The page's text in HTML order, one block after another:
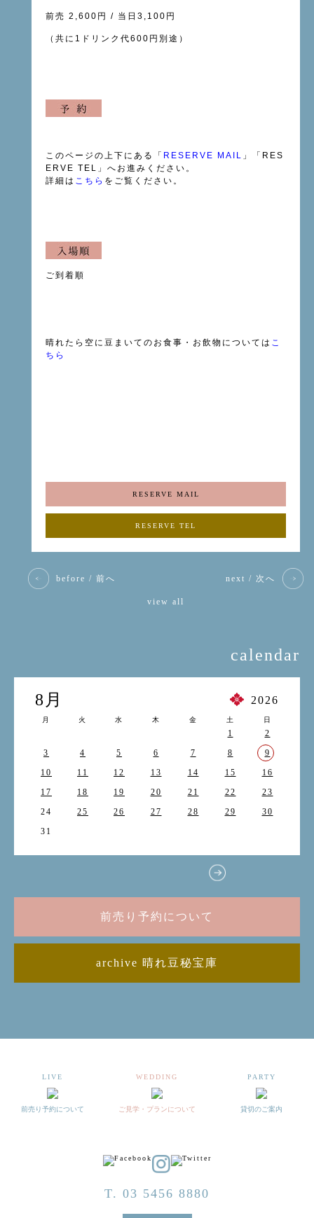
前売 2,600円 / 当日3,100円
（共に1ドリンク代600円別途）
このページの上下にある「 RESERVE MAIL 」「RES
ERVE TEL」へお進みください。
詳細は こちら をご覧ください。
ご到着順
晴れたら空に豆まいてのお食事・お飲物については こ
ちら
RESERVE MAIL
RESERVE TEL
before / 前へ next / 次へ
view all
calendar
8月 2026
月 火 水 木 金 土 日
1
2
3
4 5 6 7 8
9
10
11 12 13 14 15
16
17
18 19 20 21 22
23
24
25 26 27 28 29
30
31
前売り予約について
archive 晴れ豆秘宝庫
LIVE
前売り予約について
WEDDING
ご見学・プランについて
PARTY
貸切のご案内
T. 03 5456 8880